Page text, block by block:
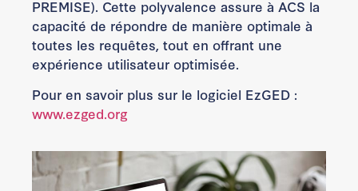
PREMISE). Cette polyvalence assure à ACS la
capacité de répondre de manière optimale à
toutes les requêtes, tout en offrant une
expérience utilisateur optimisée.
Pour en savoir plus sur le logiciel EzGED :
www.ezged.org